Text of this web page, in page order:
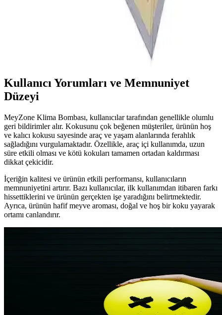
Klima ve Isıtma Sistemlerinde Filtre Yerinin Doğru
Klima ve ısıtma sistemlerinde filtreler dönüş hava kanalında bulunur.
Doğru filtre yeri tespiti ve düzenli bakım, cihaz performansı ve iç
Kullanıcı Yorumları ve Memnuniyet
Düzeyi
MeyZone Klima Bombası, kullanıcılar tarafından genellikle olumlu
geri bildirimler alır. Kokusunu çok beğenen müşteriler, ürünün hoş
ve kalıcı kokusu sayesinde araç ve yaşam alanlarında ferahlık
sağladığını vurgulamaktadır. Özellikle, araç içi kullanımda, uzun
süre etkili olması ve kötü kokuları tamamen ortadan kaldırması
dikkat çekicidir.
İçeriğin kalitesi ve ürünün etkili performansı, kullanıcıların
memnuniyetini artırır. Bazı kullanıcılar, ilk kullanımdan itibaren farkı
hissettiklerini ve ürünün gerçekten işe yaradığını belirtmektedir.
Ayrıca, ürünün hafif meyve aroması, doğal ve hoş bir koku yayarak
ortamı canlandırır.